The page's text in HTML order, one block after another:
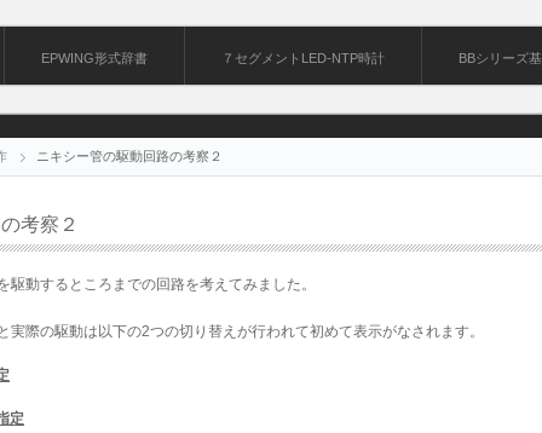
EPWING形式辞書 ７セグメントLED-NTP時計 BBシリーズ
ニキシー管の駆動回路の考察２
考察２
駆動するところまでの回路を考えてみました。
実際の駆動は以下の2つの切り替えが行われて初めて表示がなされます。
定